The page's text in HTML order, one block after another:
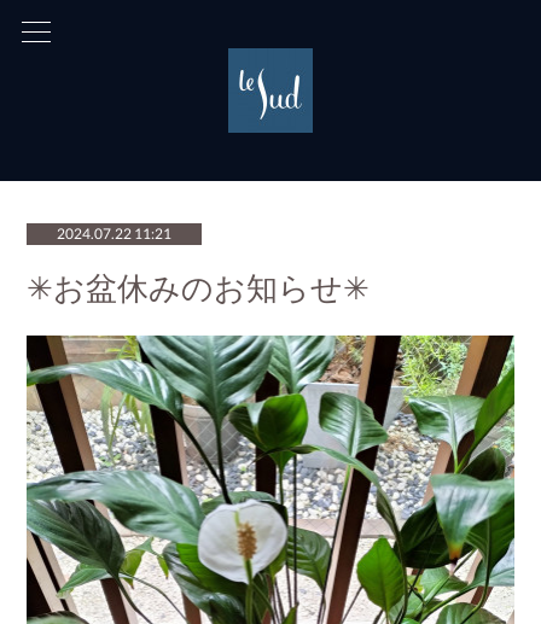
2024.07.22 11:21
✳︎お盆休みのお知らせ✳︎